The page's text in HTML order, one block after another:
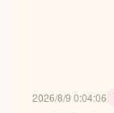
2026/8/9 0:04:06